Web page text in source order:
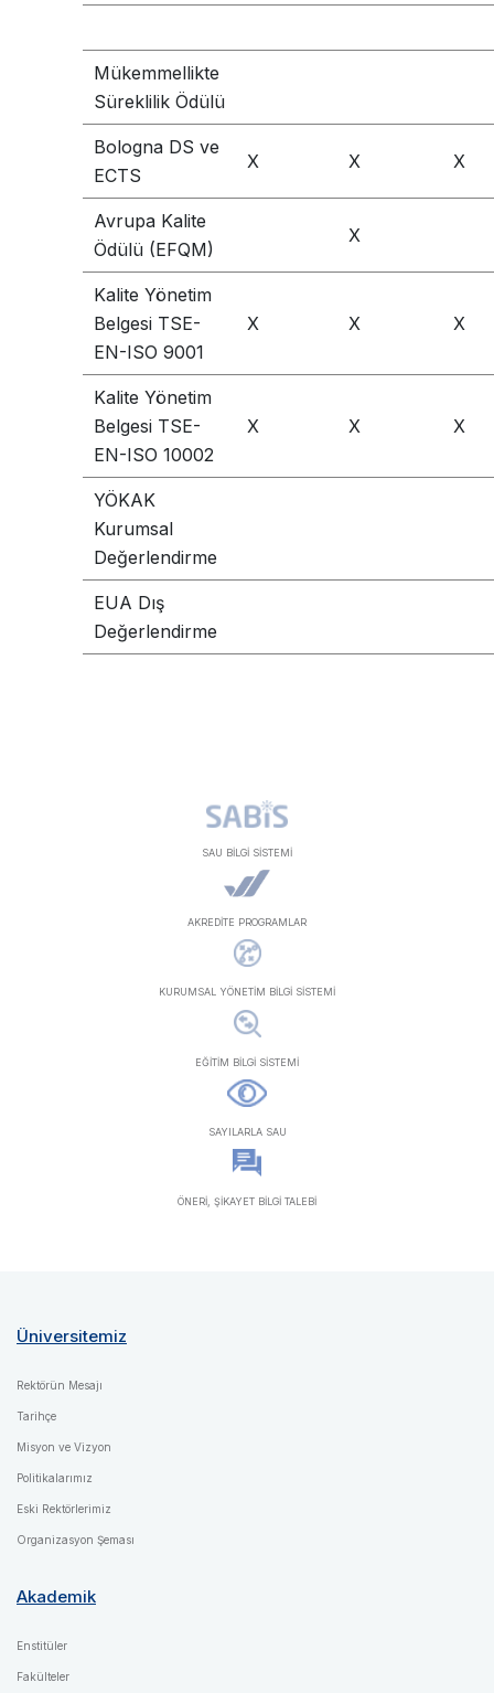
Mükemmellikte
Süreklilik Ödülü
Bologna DS ve
ECTS
X X X
Avrupa Kalite
Ödülü (EFQM)
X
Kalite Yönetim
Belgesi TSE-
EN-ISO 9001
X X X
Kalite Yönetim
Belgesi TSE-
EN-ISO 10002
X X X
YÖKAK
Kurumsal
Değerlendirme
EUA Dış
Değerlendirme
SAU BİLGİ SİSTEMİ
AKREDİTE PROGRAMLAR
KURUMSAL YÖNETİM BİLGİ SİSTEMİ
EĞİTİM BİLGİ SİSTEMİ
SAYILARLA SAU
ÖNERİ, ŞİKAYET BİLGİ TALEBİ
Üniversitemiz
Rektörün Mesajı
Tarihçe
Misyon ve Vizyon
Politikalarımız
Eski Rektörlerimiz
Organizasyon Şeması
Akademik
Enstitüler
Fakülteler